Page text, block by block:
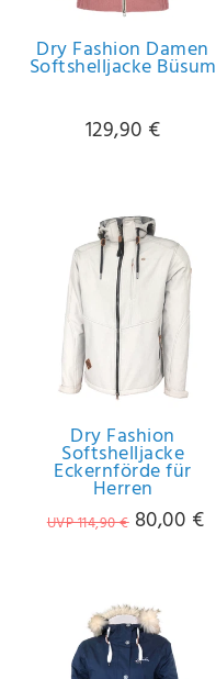
Dry Fashion Damen
Softshelljacke Büsum
129,90 €
Dry Fashion
Softshelljacke
Eckernförde für
Herren
UVP 114,90 € 80,00 €